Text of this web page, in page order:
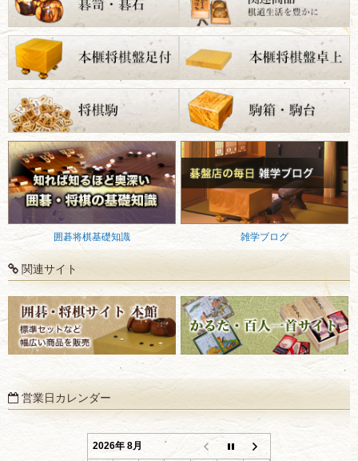
囲碁将棋基礎知識 雑学ブログ
関連サイト
営業日カレンダー
2026年 8月